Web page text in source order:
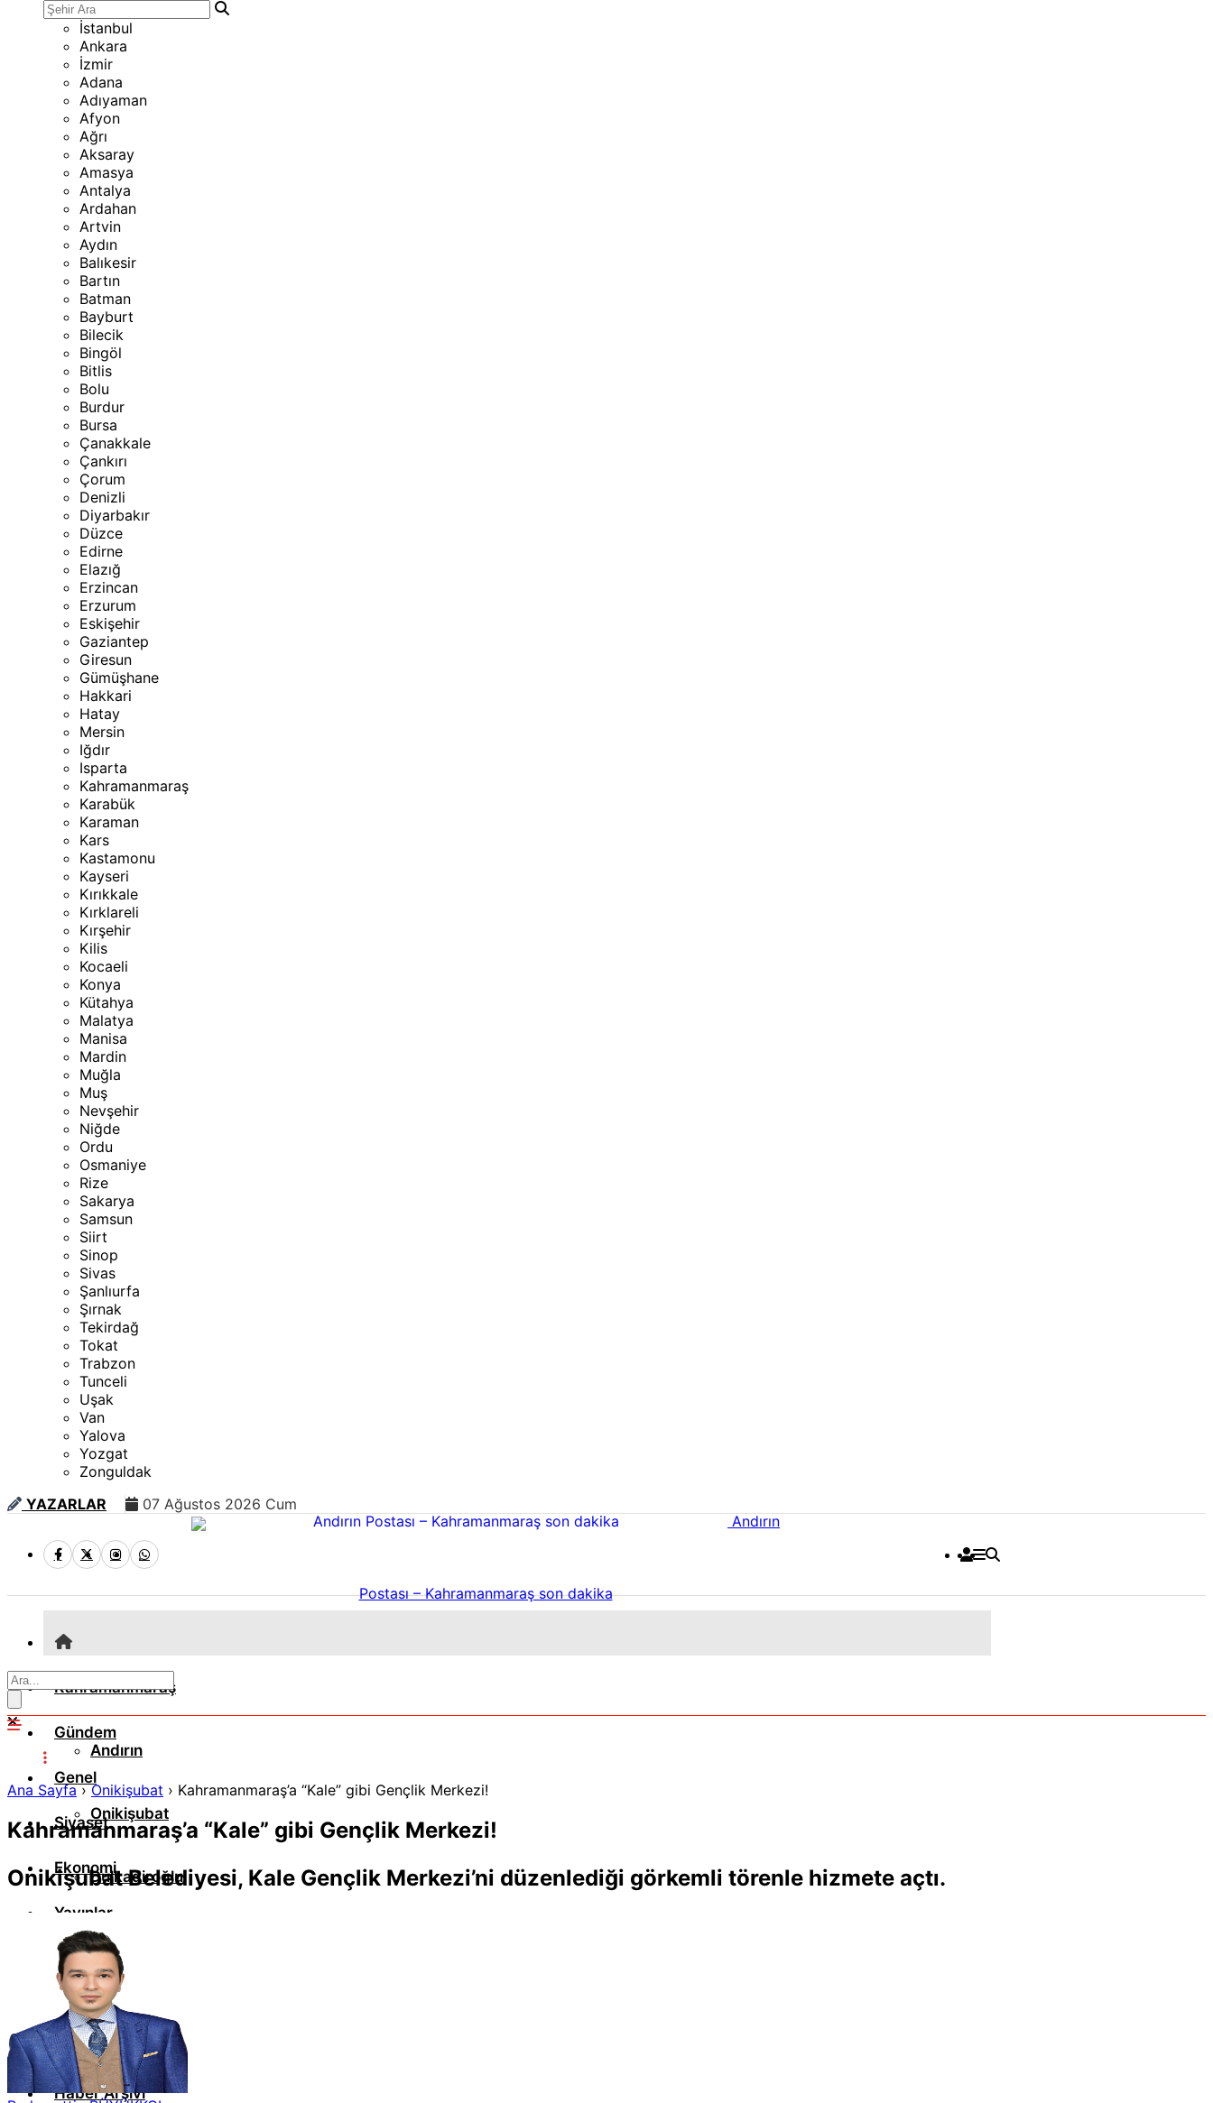
İstanbul
Ankara
İzmir
Adana
Adıyaman
Afyon
Ağrı
Aksaray
Amasya
Antalya
Ardahan
Artvin
Aydın
Balıkesir
Bartın
Batman
Bayburt
Bilecik
Bingöl
Bitlis
Bolu
Burdur
Bursa
Çanakkale
Çankırı
Çorum
Denizli
Diyarbakır
Düzce
Edirne
Elazığ
Erzincan
Erzurum
Eskişehir
Gaziantep
Giresun
Gümüşhane
Hakkari
Hatay
Mersin
Iğdır
Isparta
Kahramanmaraş
Karabük
Karaman
Kars
Kastamonu
Kayseri
Kırıkkale
Kırklareli
Kırşehir
Kilis
Kocaeli
Konya
Kütahya
Malatya
Manisa
Mardin
Muğla
Muş
Nevşehir
Niğde
Ordu
Osmaniye
Rize
Sakarya
Samsun
Siirt
Sinop
Sivas
Şanlıurfa
Şırnak
Tekirdağ
Tokat
Trabzon
Tunceli
Uşak
Van
Yalova
Yozgat
Zonguldak
YAZARLAR
07 Ağustos 2026 Cum
Andırın
Postası – Kahramanmaraş son dakika
Kahramanmaraş
Andırın
Onikişubat
Dulkadiroğlu
Elbistan
Afşin
Göksun
Gündem
Genel
Siyaset
Ekonomi
Yayınlar
Spor
Resmi İlanlar
Sanat Edebiyat
Haber Arşivi
Ana Sayfa›Onikişubat › Kahramanmaraş’a “Kale” gibi Gençlik Merkezi!
Kahramanmaraş’a “Kale” gibi Gençlik Merkezi!
Onikişubat Belediyesi, Kale Gençlik Merkezi’ni düzenlediği görkemli törenle hizmete açtı.